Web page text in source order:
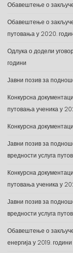
Обавештење о
Обавештење о
путовања у 2020.
Одлука о додели
години
Јавни позив за
Конкурсна
путовања ученика у
Конкурсна
Јавни позив за
вредности услуга
Конкурсна
путовања ученика у
Јавни позив за
вредности услуга
Обавештење о
енергија у 2019. години